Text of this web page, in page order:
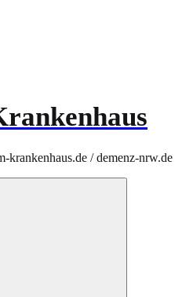
krankenhaus.de / demenz-nrw.de